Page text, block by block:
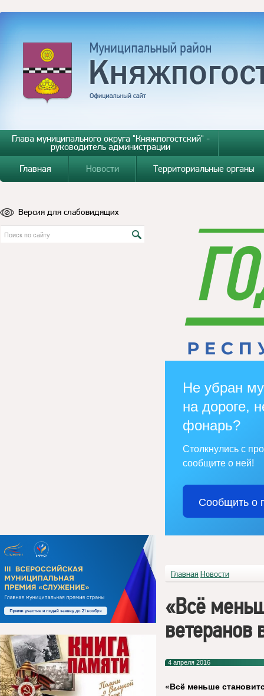
Глава муниципального округа "Княжпогостский" -
руководитель администрации
Главная
Новости Территориальные органы
Версия для слабовидящих
Не убран
на дороге,
фонарь?
Столкнулись с
сообщите о ней!
Сообщить о
Главная Новости
«Всё
4 апреля 2016
«Всё меньше